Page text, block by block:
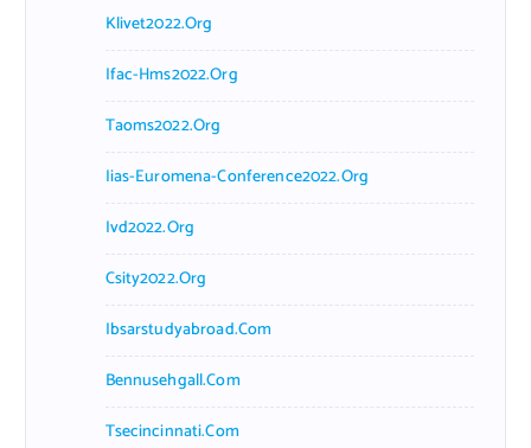
Klivet2022.org
Ifac-Hms2022.org
Taoms2022.org
Iias-Euromena-Conference2022.org
Ivd2022.org
Csity2022.org
Ibsarstudyabroad.com
Bennusehgall.com
Tsecincinnati.com